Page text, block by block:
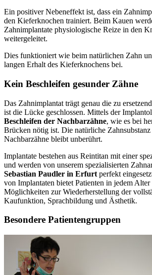
Ein positiver Nebeneffekt ist, dass ein
den Kieferknochen trainiert. Beim Kauen
Zahnimplantate physiologische Reize in den
weitergeleitet.
Dies funktioniert wie beim natürlichen Zahn
langen Erhalt des Kieferknochens bei.
Kein Beschleifen gesunder Zähne
Das Zahnimplantat trägt genau die zu
ist die Lücke geschlossen. Mittels der
Beschleifen der Nachbarzähne, wie es bei
Brücken nötig ist. Die natürliche Zahnsubstanz
Nachbarzähne bleibt unberührt.
Implantate bestehen aus Reintitan mit einer
und werden von unserem spezialisierten
Sebastian Paudler in Erfurt perfekt
von Implantaten bietet Patienten in jedem
Möglichkeiten zur Wiederherstellung der
Kaufunktion, Sprachbildung und Ästhetik.
Besondere Patientengruppen